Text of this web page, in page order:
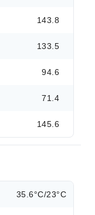
143.8
133.5
94.6
71.4
145.6
35.6°C/23°C